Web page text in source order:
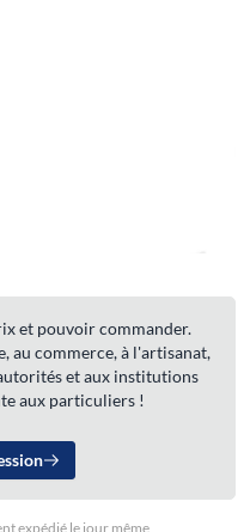
et pouvoir commander.
au commerce, à l'artisanat,
et aux institutions
aux particuliers !
expédié le jour même